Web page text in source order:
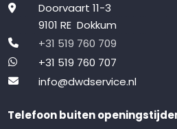
Doorvaart 11-3
9101 RE Dokkum
+31 519 760 709
+31 519 760 707
info@dwdservice.nl
Telefoon buiten